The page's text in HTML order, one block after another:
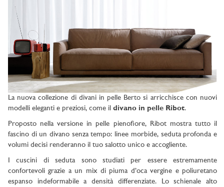
La nuova collezione di divani in pelle Berto si arricchisce con nuovi
modelli eleganti e preziosi, come il divano in pelle Ribot.
Proposto nella versione in pelle pienofiore, Ribot mostra tutto il
fascino di un divano senza tempo: linee morbide, seduta profonda e
volumi decisi renderanno il tuo salotto unico e accogliente.
I cuscini di seduta sono studiati per essere estremamente
confortevoli grazie a un mix di piuma d’oca vergine e poliuretano
espanso indeformabile a densità differenziate. Lo schienale alto